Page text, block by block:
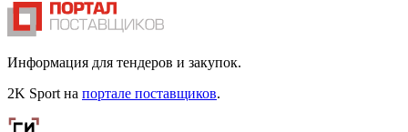
Информация для тендеров и закупок.
2K Sport на портале поставщиков.